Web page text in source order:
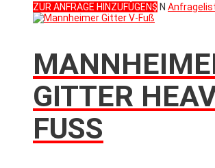
ZUR ANFRAGE HINZUFÜGEN
N
GITTER
FUSS